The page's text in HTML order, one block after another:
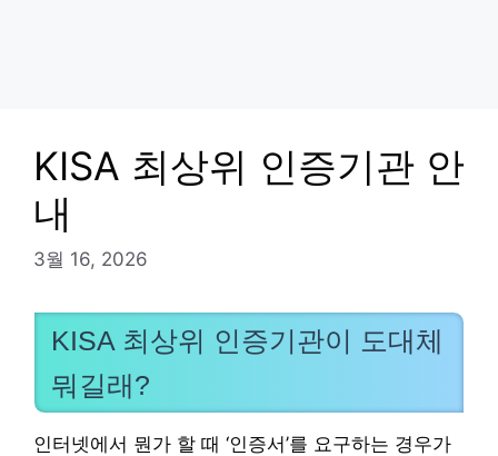
KISA 최상위 인증기관 안
내
3월 16, 2026
KISA 최상위 인증기관이 도대체
뭐길래?
인터넷에서 뭔가 할 때 ‘인증서’를 요구하는 경우가